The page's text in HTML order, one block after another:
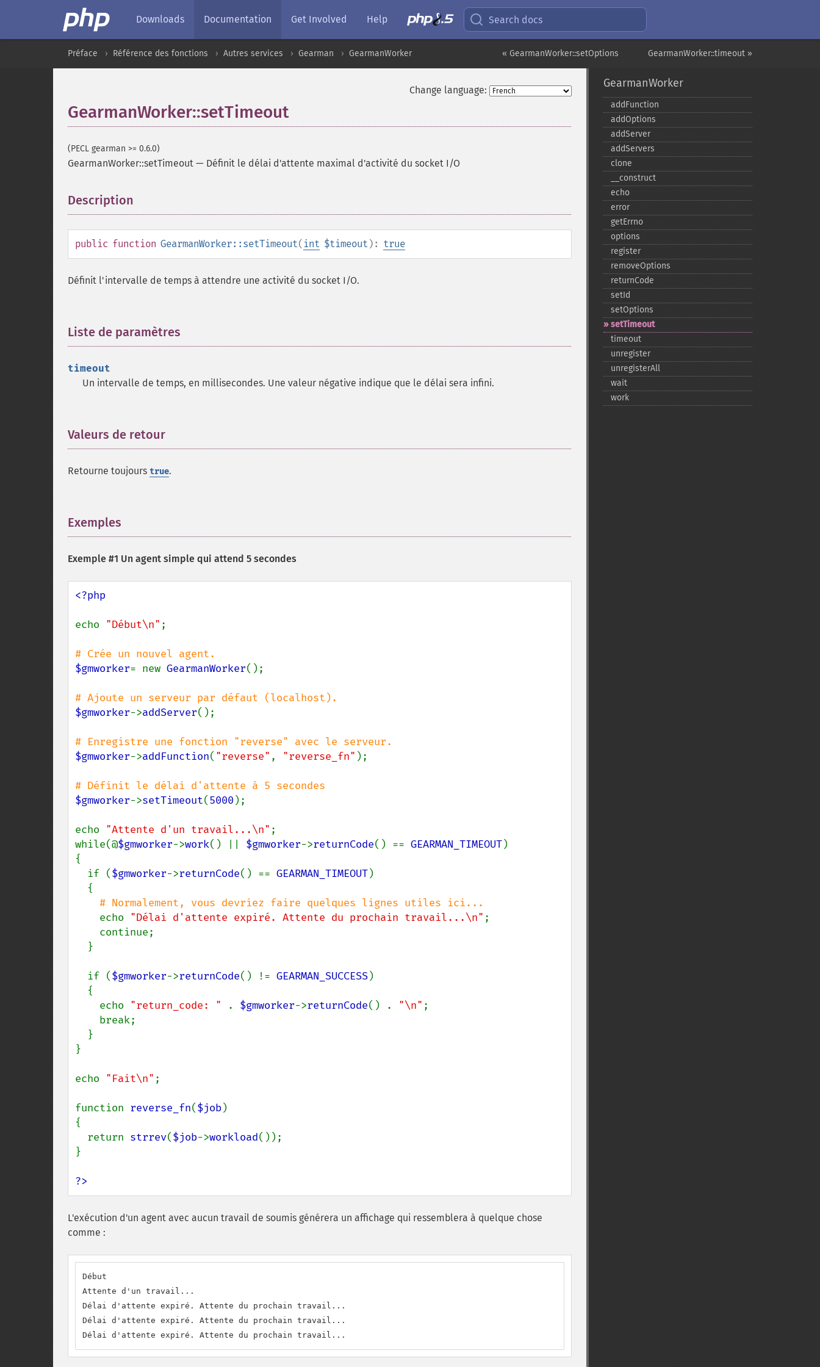
Downloads Documentation Get Involved Help Search docs
GearmanWorker::timeout »
« GearmanWorker::setOptions
Préface Référence des fonctions Autres services Gearman GearmanWorker
Change language:
GearmanWorker::setTimeout
(PECL gearman >= 0.6.0)
GearmanWorker::setTimeout — Définit le délai d'attente maximal d'activité du socket I/O
Description
public function GearmanWorker::setTimeout( int $timeout ): true
Définit l'intervalle de temps à attendre une activité du socket I/O.
Liste de paramètres
timeout
Un intervalle de temps, en millisecondes. Une valeur négative indique que le délai sera infini.
Valeurs de retour
Retourne toujours true.
Exemples
Exemple #1 Un agent simple qui attend 5 secondes
<?php
echo "Début\n" ;
$gmworker= new GearmanWorker();
$gmworker->addServer();
$gmworker->addFunction( "reverse" , "reverse_fn" );
$gmworker->setTimeout(5000 );
echo "Attente d'un travail...\n" ;
while(@$gmworker->work() || $gmworker->returnCode() == GEARMAN_TIMEOUT)
{
  if (
$gmworker->returnCode() == GEARMAN_TIMEOUT)
# Normalement, vous devriez faire quelques lignes utiles ici...
echo "Délai d'attente expiré. Attente du prochain travail...\n" ;
  if (
$gmworker->returnCode() != GEARMAN_SUCCESS)
    echo
"return_code: " . $gmworker->returnCode() . "\n" ;
}
echo "Fait\n" ;
function reverse_fn($job)
{
  return
strrev($job->workload());
}
?>
L'exécution d'un agent avec aucun travail de soumis générera un affichage qui ressemblera à quelque chose
comme :
Début
Attente d'un travail...
Délai d'attente expiré. Attente du prochain travail...
Délai d'attente expiré. Attente du prochain travail...
Délai d'attente expiré. Attente du prochain travail...
GearmanWorker
addFunction
addOptions
addServer
addServers
clone
_​_​construct
echo
error
getErrno
options
register
removeOptions
returnCode
setId
setOptions
setTimeout
timeout
unregister
unregisterAll
wait
work